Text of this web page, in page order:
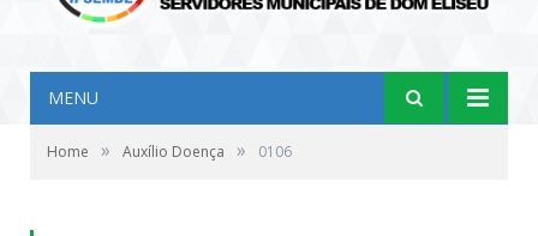
MENU
Home » Auxílio Doença » 0106